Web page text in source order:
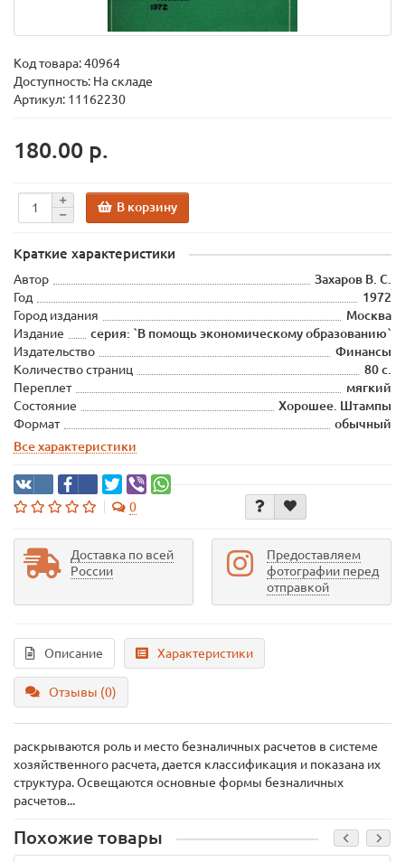
Код товара:40964
Доступность: На складе
Артикул: 11162230
180.00 р.
В корзину
Краткие характеристики
Автор
Захаров В. С.
Год
1972
Город издания
Москва
Издание
серия: `В помощь экономическому образованию`
Издательство
Финансы
Количество страниц
80 с.
Переплет
мягкий
Состояние
Хорошее. Штампы
Формат
обычный
Все характеристики
0
Доставка по всей
России
Предоставляем
фотографии перед
отправкой
Описание Характеристики
Отзывы (0)
раскрываются роль и место безналичных расчетов в системе
хозяйственного расчета, дается классификация и показана их
структура. Освещаются основные формы безналичных
расчетов...
Похожие товары